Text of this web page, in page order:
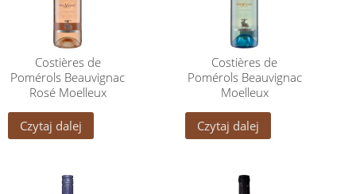
Costières de
Pomérols Beauvignac
Rosé Moelleux
Czytaj dalej
Costières de
Pomérols Beauvignac
Moelleux
Czytaj dalej